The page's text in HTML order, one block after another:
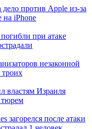
против Apple из-за
на iPhone
при атаке
незаконной
властям Израиля
тюрем
загорелся после атаки